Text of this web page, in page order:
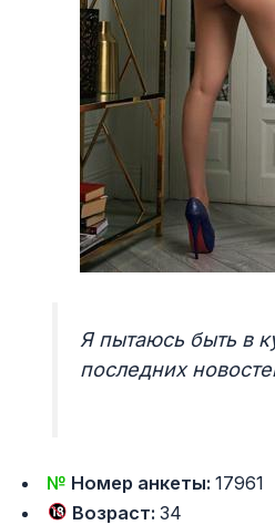
Я пытаюсь быть в
последних
№ Номер анкеты:17961
Возраст:34